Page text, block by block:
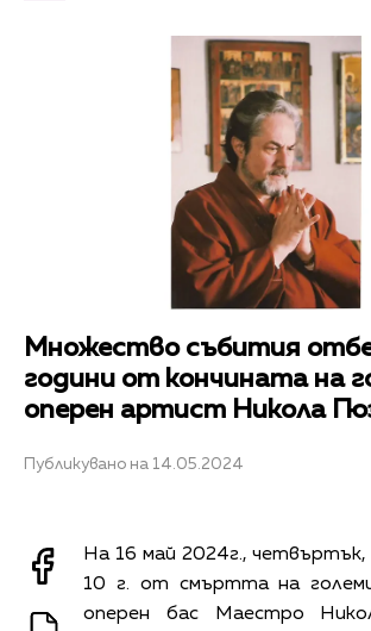
Множество събития
години от кончината на
оперен артист Никола
Публикувано на 14.05.2024
На 16 май 2024г.,
10 г. от смъртта на
оперен бас Маестро